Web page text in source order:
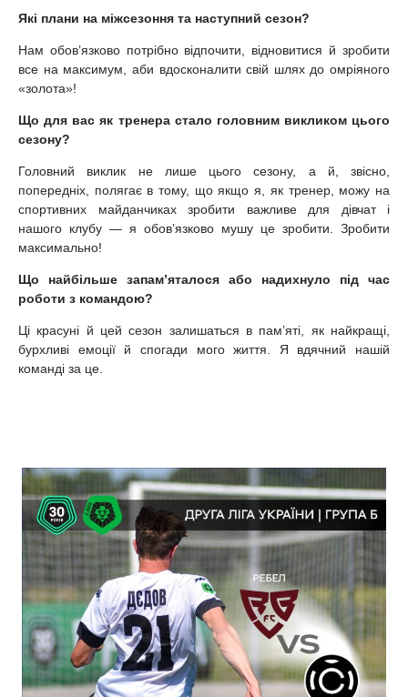
Які плани на міжсезоння та наступний сезон?
Нам обов’язково потрібно відпочити, відновитися й зробити
все на максимум, аби вдосконалити свій шлях до омріяного
«золота»!
Що для вас як тренера стало головним викликом цього
сезону?
Головний виклик не лише цього сезону, а й, звісно,
попередніх, полягає в тому, що якщо я, як тренер, можу на
спортивних майданчиках зробити важливе для дівчат і
нашого клубу — я обов’язково мушу це зробити. Зробити
максимально!
Що найбільше запам’яталося або надихнуло під час
роботи з командою?
Ці красуні й цей сезон залишаться в пам’яті, як найкращі,
бурхливі емоції й спогади мого життя. Я вдячний нашій
команді за це.